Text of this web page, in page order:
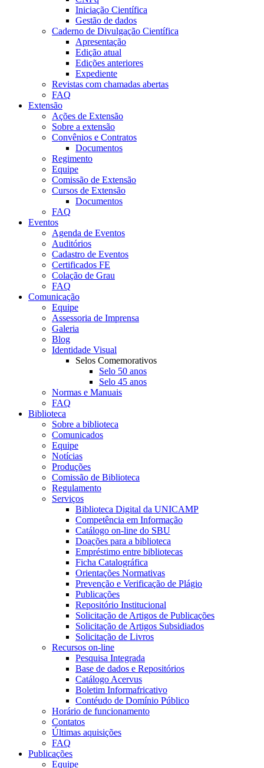
Iniciação Científica
Gestão de dados
Caderno de Divulgação Científica
Apresentação
Edição atual
Edições anteriores
Expediente
Revistas com chamadas abertas
FAQ
Extensão
Ações de Extensão
Sobre a extensão
Convênios e Contratos
Documentos
Regimento
Equipe
Comissão de Extensão
Cursos de Extensão
Documentos
FAQ
Eventos
Agenda de Eventos
Auditórios
Cadastro de Eventos
Certificados FE
Colação de Grau
FAQ
Comunicação
Equipe
Assessoria de Imprensa
Galeria
Blog
Identidade Visual
Selos Comemorativos
Selo 50 anos
Selo 45 anos
Normas e Manuais
FAQ
Biblioteca
Sobre a biblioteca
Comunicados
Equipe
Notícias
Produções
Comissão de Biblioteca
Regulamento
Serviços
Biblioteca Digital da UNICAMP
Competência em Informação
Catálogo on-line do SBU
Doações para a biblioteca
Empréstimo entre bibliotecas
Ficha Catalográfica
Orientações Normativas
Prevenção e Verificação de Plágio
Publicações
Repositório Institucional
Solicitação de Artigos de Publicações
Solicitação de Artigos Subsidiados
Solicitação de Livros
Recursos on-line
Pesquisa Integrada
Base de dados e Repositórios
Catálogo Acervus
Boletim Informafricativo
Contéudo de Domínio Público
Horário de funcionamento
Contatos
Últimas aquisições
FAQ
Publicações
Equipe